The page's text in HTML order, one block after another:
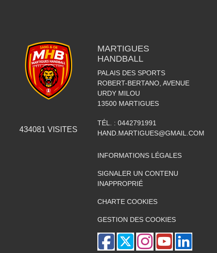
434081 VISITES
MARTIGUES
HANDBALL
PALAIS DES SPORTS
ROBERT-BERTANO, AVENUE
URDY MILOU
13500 MARTIGUES
TÉL. : 0442791991
HAND.MARTIGUES@GMAIL.COM
INFORMATIONS LÉGALES
SIGNALER UN CONTENU
INAPPROPRIÉ
CHARTE COOKIES
GESTION DES COOKIES